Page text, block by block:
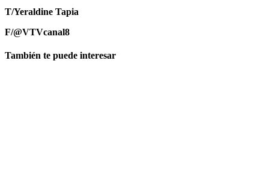
T/Yeraldine Tapia
F/@VTVcanal8
También te puede interesar